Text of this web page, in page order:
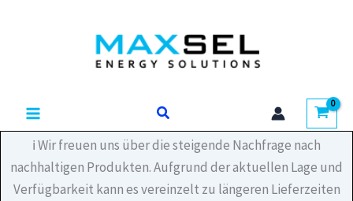
Suchen
ℹ️ Wir freuen uns über die steigende Nachfrage nach
nachhaltigen Produkten. Aufgrund der aktuellen Lage und
Verfügbarkeit kann es vereinzelt zu längeren Lieferzeiten